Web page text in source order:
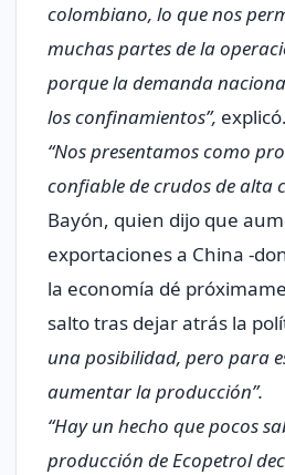
colombiano, lo que nos
muchas partes de la
porque la demanda
los confinamientos”, explicó.
“Nos presentamos como
confiable de crudos de alta
Bayón, quien dijo que
exportaciones a China -
la economía dé
salto tras dejar atrás la
una posibilidad, pero para
aumentar la producción”.
“Hay un hecho que pocos
producción de Ecopetrol